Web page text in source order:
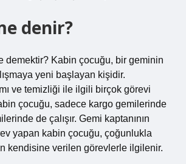
denir?
demektir? Kabin çocuğu, bir geminin
yeni başlayan kişidir.
ve temizliği ile ilgili birçok görevi
çocuğu, sadece kargo gemilerinde
de çalışır. Gemi kaptanının
yapan kabin çocuğu, çoğunlukla
kendisine verilen görevlerle ilgilenir.